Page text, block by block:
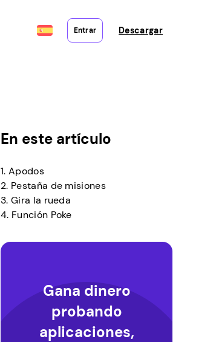
Entrar Descargar
En este artículo
1. Apodos
2. Pestaña de misiones
3. Gira la rueda
4. Función Poke
Gana dinero
probando
aplicaciones,